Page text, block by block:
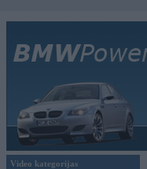
Video kategorijas